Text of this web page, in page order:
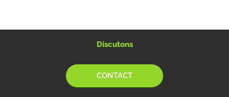
Discutons
CONTACT